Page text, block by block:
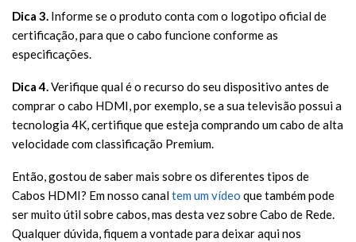
Dica 3. Informe se o produto conta com o logotipo oficial de
certificação, para que o cabo funcione conforme as
especificações.
Dica 4.Verifique qual é o recurso do seu dispositivo antes de
comprar o cabo HDMI, por exemplo, se a sua televisão possui a
tecnologia 4K, certifique que esteja comprando um cabo de alta
velocidade com classificação Premium.
Então, gostou de saber mais sobre os diferentes tipos de
Cabos HDMI? Em nosso canaltem um vídeo que também pode
ser muito útil sobre cabos, mas desta vez sobre Cabo de Rede.
Qualquer dúvida, fiquem a vontade para deixar aqui nos